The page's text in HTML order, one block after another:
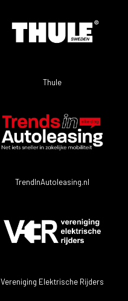
Thule
TrendInAutoleasing.nl
Vereniging Elektrische Rijders